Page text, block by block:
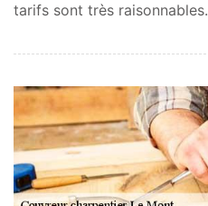
tarifs sont très raisonnables.